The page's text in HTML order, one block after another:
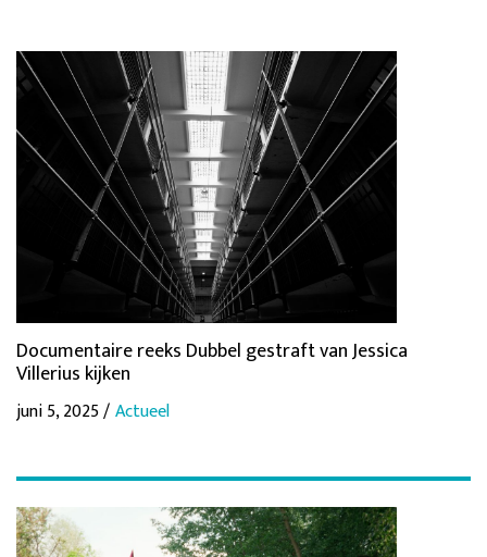
Documentaire reeks Dubbel gestraft van Jessica
Villerius kijken
juni 5, 2025 /Actueel